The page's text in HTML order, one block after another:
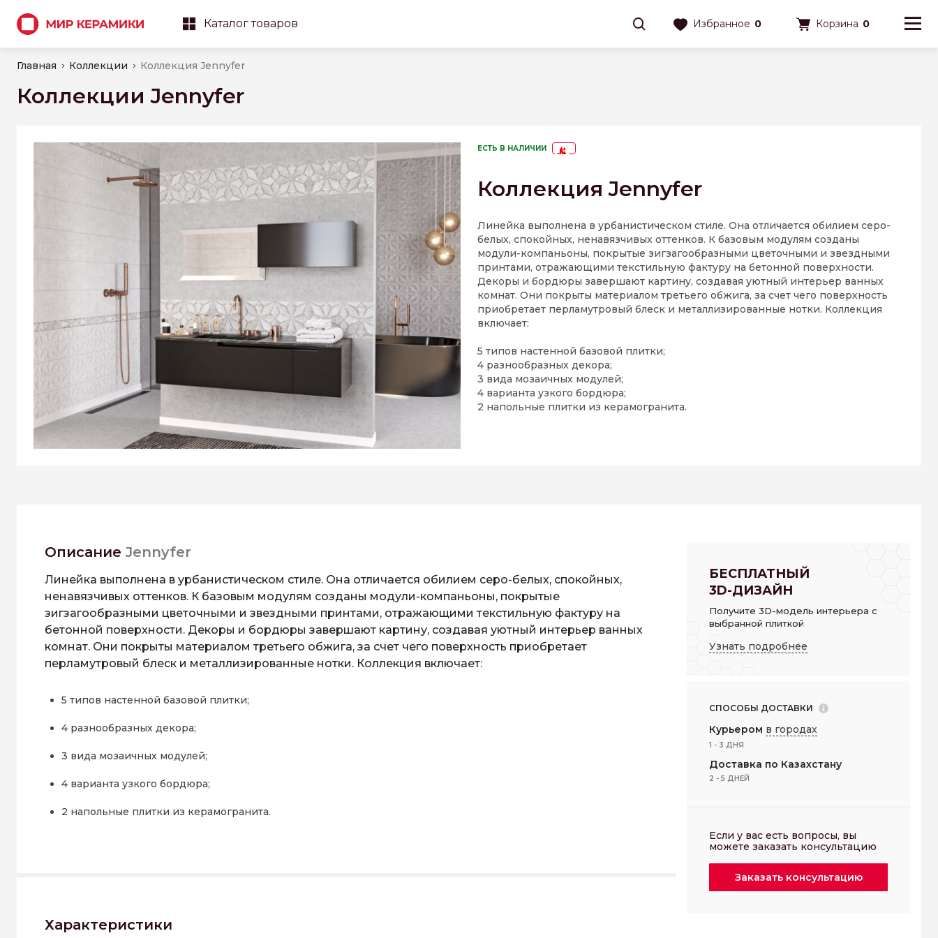
Каталог товаров Избранное 0 Корзина 0
Главная Коллекции Коллекция Jennyfer
Коллекции Jennyfer
ЕСТЬ В НАЛИЧИИ
Коллекция Jennyfer
Линейка выполнена в урбанистическом стиле. Она отличается обилием серо-
белых, спокойных, ненавязчивых оттенков. К базовым модулям созданы
модули-компаньоны, покрытые зигзагообразными цветочными и звездными
принтами, отражающими текстильную фактуру на бетонной поверхности.
Декоры и бордюры завершают картину, создавая уютный интерьер ванных
комнат. Они покрыты материалом третьего обжига, за счет чего поверхность
приобретает перламутровый блеск и металлизированные нотки. Коллекция
включает:
5 типов настенной базовой плитки;
4 разнообразных декора;
3 вида мозаичных модулей;
4 варианта узкого бордюра;
2 напольные плитки из керамогранита.
БЕСПЛАТНЫЙ
3D-ДИЗАЙН
Получите 3D-модель интерьера с
выбранной плиткой
Узнать подробнее
СПОСОБЫ ДОСТАВКИ
Курьером в городах
1 - 3 ДНЯ
Доставка по Казахстану
2 - 5 ДНЕЙ
Если у вас есть вопросы, вы
можете заказать консультацию
Заказать консультацию
Описание Jennyfer
Линейка выполнена в урбанистическом стиле. Она отличается обилием серо-белых, спокойных,
ненавязчивых оттенков. К базовым модулям созданы модули-компаньоны, покрытые
зигзагообразными цветочными и звездными принтами, отражающими текстильную фактуру на
бетонной поверхности. Декоры и бордюры завершают картину, создавая уютный интерьер ванных
комнат. Они покрыты материалом третьего обжига, за счет чего поверхность приобретает
перламутровый блеск и металлизированные нотки. Коллекция включает:
5 типов настенной базовой плитки;
4 разнообразных декора;
3 вида мозаичных модулей;
4 варианта узкого бордюра;
2 напольные плитки из керамогранита.
Характеристики